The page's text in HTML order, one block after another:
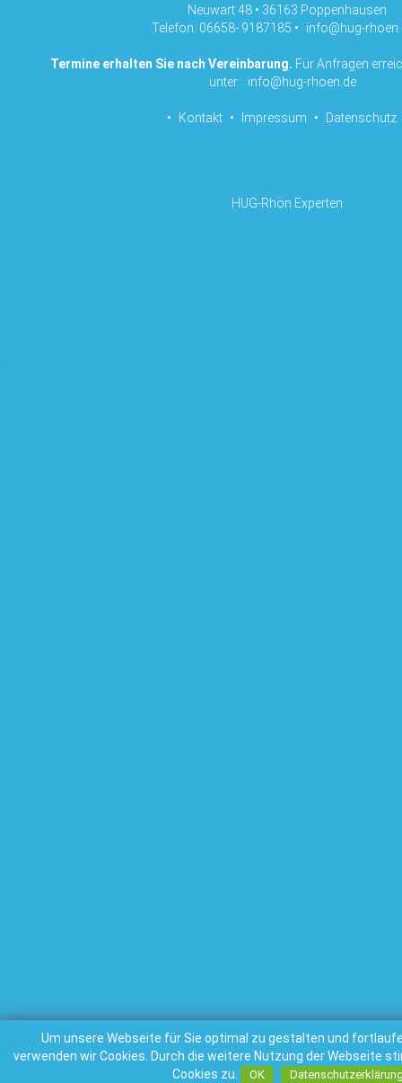
Neuwart 48 • 36163 Poppenhausen
Telefon: 06658- 9187185 •
info@hug-
Termine erhalten Sie nach Vereinbarung. Für Anfragen
unter:
info@hug-rhoen.de
• Kontakt • Impressum • Datenschutz
HUG-Rhön Experten
Um unsere Webseite für Sie optimal zu gestalten und
verwenden wir Cookies. Durch die weitere Nutzung der Webseite
Cookies zu.
OK